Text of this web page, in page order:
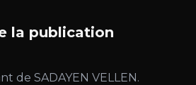
la publication
de SADAYEN VELLEN.